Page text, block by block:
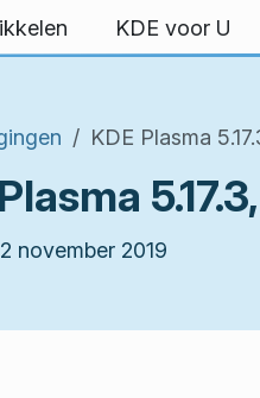
KDE voor U
KDE Plasma
november 2019